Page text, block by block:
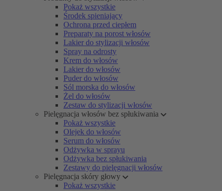
Pokaż wszystkie
Środek spieniający
Ochrona przed ciepłem
Preparaty na porost włosów
Lakier do stylizacji włosów
Spray na odrosty
Krem do włosów
Lakier do włosów
Puder do włosów
Sól morska do włosów
Żel do włosów
Zestaw do stylizacji włosów
Pielęgnacja włosów bez spłukiwania
Pokaż wszystkie
Olejek do włosów
Serum do włosów
Odżywka w sprayu
Odżywka bez spłukiwania
Zestawy do pielęgnacji włosów
Pielęgnacja skóry głowy
Pokaż wszystkie